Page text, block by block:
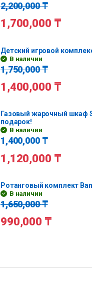
2,200,000₸
1,700,000 ₸
Детский игровой
В наличии
1,750,000₸
1,400,000 ₸
Газовый жарочный шкаф
подарок!
В наличии
1,400,000₸
1,120,000 ₸
Ротанговый комплект
В наличии
1,650,000₸
990,000 ₸